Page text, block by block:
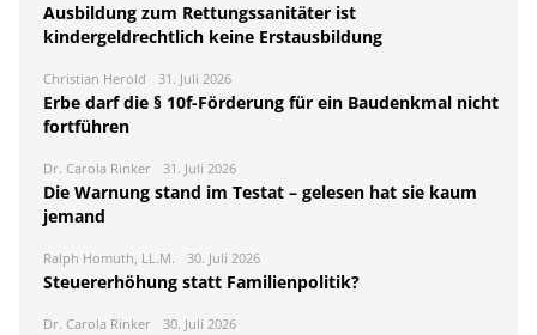
Ausbildung zum Rettungssanitäter ist
kindergeldrechtlich keine Erstausbildung
Christian Herold 31. Juli 2026
Erbe darf die § 10f-Förderung für ein Baudenkmal nicht
fortführen
Dr. Carola Rinker 31. Juli 2026
Die Warnung stand im Testat – gelesen hat sie kaum
jemand
Ralph Homuth, LL.M. 30. Juli 2026
Steuererhöhung statt Familienpolitik?
Dr. Carola Rinker 30. Juli 2026